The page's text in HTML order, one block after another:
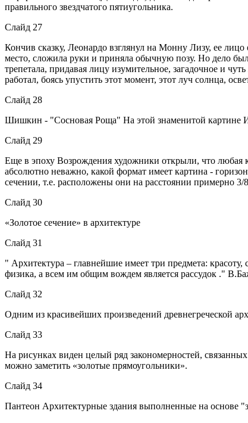
правильного звездчатого пятиугольника.
Слайд 27
Кончив сказку, Леонардо взглянул на Монну Лизу, ее
место, сложила руки и приняла обычную позу. Но дело
трепетала, придавая лицу изумительное, загадочное и
работал, боясь упустить этот момент, этот луч солнца,
Слайд 28
Шишкин - "Сосновая Роща" На этой знаменитой картине
Слайд 29
Еще в эпоху Возрождения художники открыли, что
абсолютно неважно, какой формат имеет картина -
сечении, т.е. расположены они на расстоянии примерно 3/
Слайд 30
«Золотое сечение» в архитектуре
Слайд 31
" Архитектура – главнейшие имеет три предмета:
физика, а всем им общим вождем является рассудок ."
Слайд 32
Одним из красивейших произведений древнегреческой
Слайд 33
На рисунках виден целый ряд закономерностей,
можно заметить «золотые прямоугольники».
Слайд 34
Пантеон Архитектурные здания выполненные на основе